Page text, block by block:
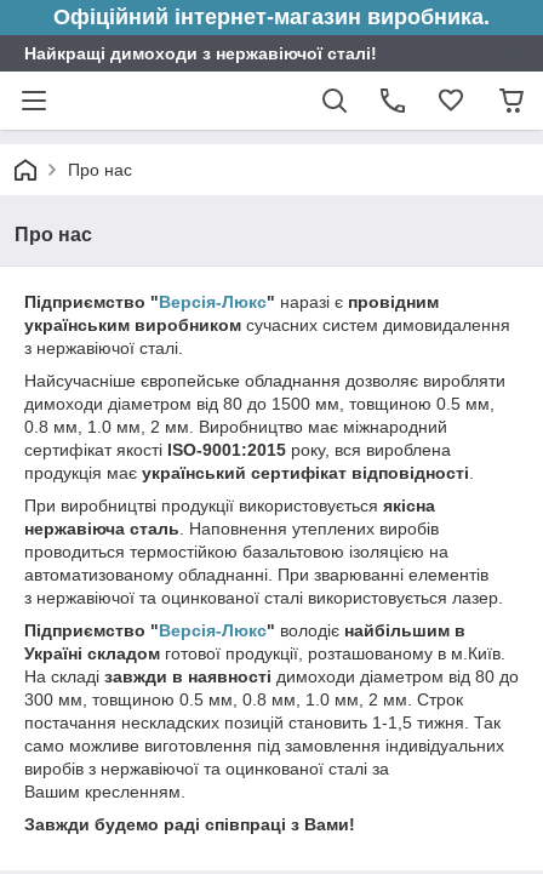
Офіційний інтернет-магазин виробника.
Найкращі димоходи з нержавіючої сталі!
Про нас
Про нас
Підприємство "Версія-Люкс" наразі є провідним
українським виробником сучасних систем димовидалення
з нержавіючої сталі.
Найсучасніше європейське обладнання дозволяє виробляти
димоходи діаметром від 80 до 1500 мм, товщиною 0.5 мм,
0.8 мм, 1.0 мм, 2 мм. Виробництво має міжнародний
сертифікат якості ISO-9001:2015 року, вся вироблена
продукція має український сертифікат відповідності
При виробництві продукції використовується якісна
нержавіюча сталь . Наповнення утеплених виробів
проводиться термостійкою базальтовою ізоляцією на
автоматизованому обладнанні. При зварюванні елементів
з нержавіючої та оцинкованої сталі використовується лазер.
Підприємство "Версія-Люкс" володіє найбільшим в
Україні складом готової продукції, розташованому в м.Київ.
На складі завжди в наявності димоходи діаметром від 80 до
300 мм, товщиною 0.5 мм, 0.8 мм, 1.0 мм, 2 мм. Строк
постачання нескладских позицій становить 1-1,5 тижня. Так
само можливе виготовлення під замовлення індивідуальних
виробів з нержавіючої та оцинкованої сталі за
Вашим кресленням.
Завжди будемо раді співпраці з Вами!